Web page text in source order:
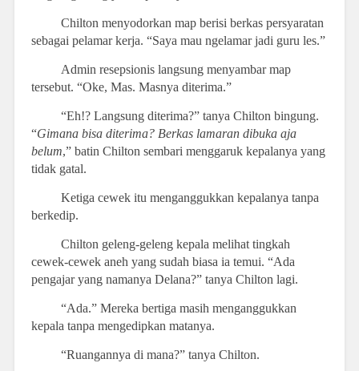
Chilton menyodorkan map berisi berkas persyaratan
sebagai pelamar kerja. “Saya mau ngelamar jadi guru les.”
Admin resepsionis langsung menyambar map
tersebut. “Oke, Mas. Masnya diterima.”
“Eh!? Langsung diterima?” tanya Chilton bingung.
“Gimana bisa diterima? Berkas lamaran dibuka aja
belum,” batin Chilton sembari menggaruk kepalanya yang
tidak gatal.
Ketiga cewek itu menganggukkan kepalanya tanpa
berkedip.
Chilton geleng-geleng kepala melihat tingkah
cewek-cewek aneh yang sudah biasa ia temui. “Ada
pengajar yang namanya Delana?” tanya Chilton lagi.
“Ada.” Mereka bertiga masih menganggukkan
kepala tanpa mengedipkan matanya.
“Ruangannya di mana?” tanya Chilton.